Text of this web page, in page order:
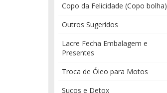
Copo da Felicidade (Copo bolha)
Outros Sugeridos
Lacre Fecha Embalagem e
Presentes
Troca de Óleo para Motos
Sucos e Detox